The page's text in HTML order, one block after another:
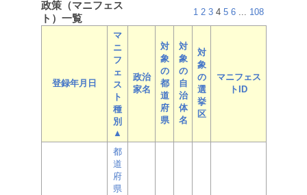
政策（マニフェス
ト）一覧
1 2 3 4 5 6 ... 108
登録年月日
マ
ニ
フ
ェ
ス
ト
種
別
▲
政治
家名
対
象
の
都
道
府
県
対
象
の
自
治
体
名
対
象
の
選
挙
区
マニフェス
トID
都
道
府
県